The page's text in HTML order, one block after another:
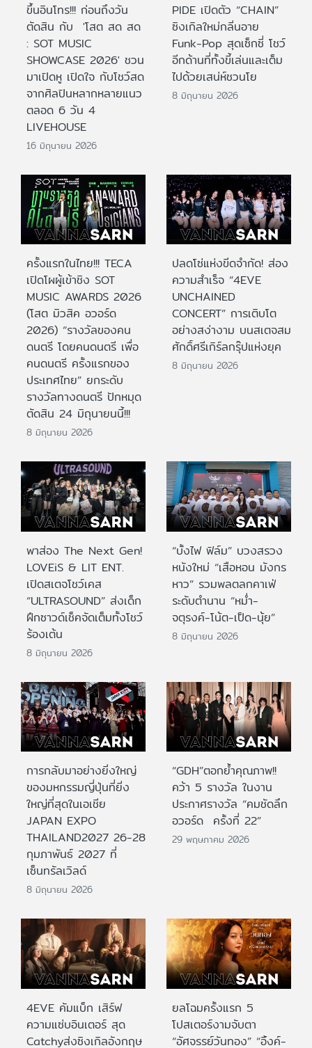
ขึ้นอินโทร!!! ก่อนถึงวัน
ตัดสิน กับ 'โสต สด สด
: SOT MUSIC
SHOWCASE 2026' ชวน
มาเปิดหู เปิดใจ กับโชว์สด
จากศิลปินหลากหลายแนว
ตลอด 6 วัน 4
LIVEHOUSE
16 มิถุนายน 2026
PIDE เปิดตัว “CHAIN”
ซิงเกิลใหม่กลิ่นอาย
Funk-Pop สุดเซ็กซี่ โชว์
อีกด้านที่ทั้งขี้เล่นและเต็ม
ไปด้วยเสน่ห์ชวนโย
8 มิถุนายน 2026
ครั้งแรกในไทย!!! TECA
เปิดโผผู้เข้าชิง SOT
MUSIC AWARDS 2026
(โสต มิวสิค อวอร์ด
2026) “รางวัลของคน
ดนตรี โดยคนดนตรี เพื่อ
คนดนตรี ครั้งแรกของ
ประเทศไทย” ยกระดับ
รางวัลทางดนตรี ปักหมุด
ตัดสิน 24 มิถุนายนนี้!!!
8 มิถุนายน 2026
ปลดโซ่แห่งขีดจำกัด! ส่อง
ความสำเร็จ “4EVE
UNCHAINED
CONCERT” การเติบโต
อย่างสง่างาม บนสเตจสม
ศักดิ์ศรีเกิร์ลกรุ๊ปแห่งยุค
8 มิถุนายน 2026
พาส่อง The Next Gen!
LOVEiS & LIT ENT.
เปิดสเตจโชว์เคส
“ULTRASOUND” ส่งเด็ก
ฝึกซาวด์เช็คจัดเต็มทั้งโชว์
ร้องเต้น
8 มิถุนายน 2026
“บั้งไฟ ฟิล์ม” บวงสรวง
หนังใหม่ “เสือหอน มังกร
หาว” รวมพลตลกคาเฟ่
ระดับตำนาน “หม่ำ-
จตุรงค์-โน้ต-เป็ด-นุ้ย”
8 มิถุนายน 2026
การกลับมาอย่างยิ่งใหญ่
ของมหกรรมญี่ปุ่นที่ยิ่ง
ใหญ่ที่สุดในเอเชีย
JAPAN EXPO
THAILAND2027 26-28
กุมภาพันธ์ 2027 ที่
เซ็นทรัลเวิลด์
8 มิถุนายน 2026
“GDH”ตอกย้ำคุณภาพ!!
คว้า 5 รางวัล ในงาน
ประกาศรางวัล “คมชัดลึก
อวอร์ด ครั้งที่ 22”
29 พฤษภาคม 2026
4EVE คัมแบ็ก เสิร์ฟ
ความแซ่บอินเตอร์ สุด
Catchyส่งซิงเกิลอังกฤษ
ยลโฉมครั้งแรก 5
โปสเตอร์งามจับตา
“อัศจรรย์วันทอง” “อิ้งค์-